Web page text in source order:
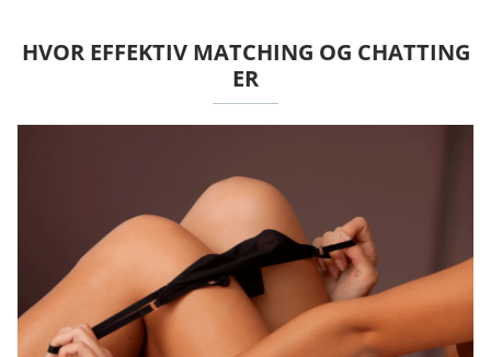
HVOR EFFEKTIV MATCHING OG CHATTING
ER